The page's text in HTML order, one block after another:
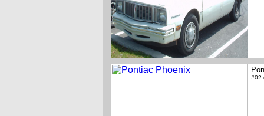
#02